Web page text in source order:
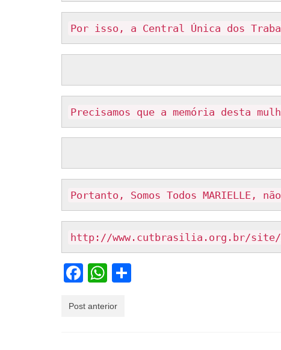
Por isso, a Central Única dos
Precisamos que a memória desta
Portanto, Somos Todos MARIELLE,
http://www.cutbrasilia.org.br/site/
Facebook
WhatsApp
Post anterior